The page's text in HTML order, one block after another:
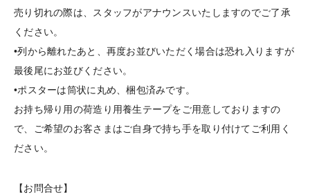
売り切れの際は、スタッフがアナウンスいたしますのでご了承
ください。
•列から離れたあと、再度お並びいただく場合は恐れ入りますが
最後尾にお並びください。
•ポスターは筒状に丸め、梱包済みです。
お持ち帰り用の荷造り用養生テープをご用意しておりますの
で、ご希望のお客さまはご自身で持ち手を取り付けてご利用く
ださい。
【お問合せ】